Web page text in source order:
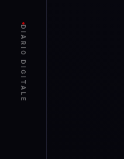
DIARIO DIGITALE